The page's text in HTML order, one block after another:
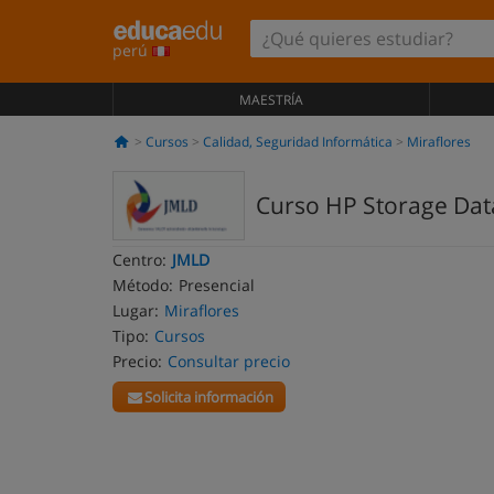
perú
MAESTRÍA
Cursos Calidad, Seguridad Informática Miraflores
Curso HP Storage
Centro: JMLD
Método: Presencial
Lugar: Miraflores
Tipo: Cursos
Precio: Consultar precio
Solicita información